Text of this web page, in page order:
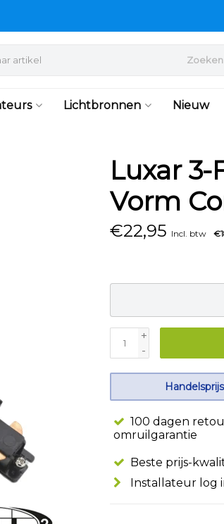
Zoeken
Lichtbronnen Nieuw
Luxar 3-
Vorm
€22,95 Incl. btw
+
-
100 dagen
omruilgarantie
Beste prijs-
Installateur log